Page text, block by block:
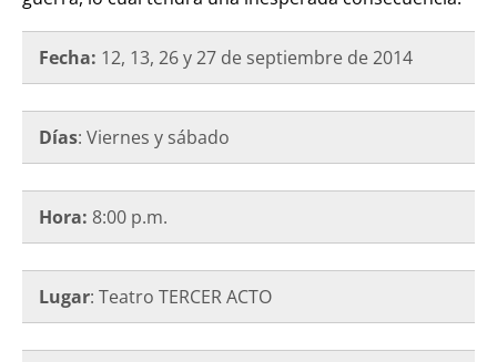
Fecha: 12, 13, 26 y 27 de septiembre de 2014
Días: Viernes y sábado
Hora: 8:00 p.m.
Lugar: Teatro TERCER ACTO